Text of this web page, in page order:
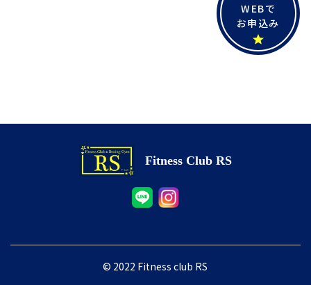
WEBで
お申込み
Fitness Club RS
© 2022 Fitness club RS